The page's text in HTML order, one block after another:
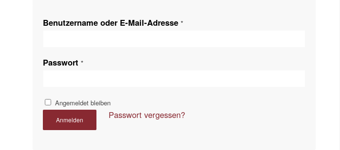
Benutzername oder E-Mail-Adresse *
Passwort *
Angemeldet bleiben
Anmelden Passwort vergessen?